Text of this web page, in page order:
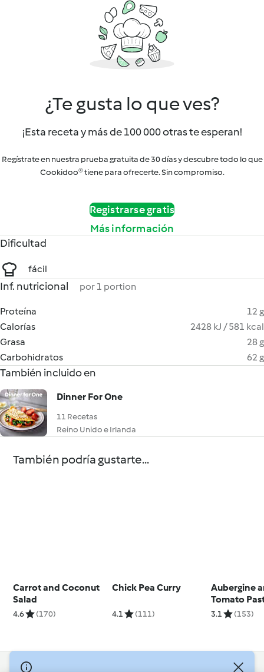
¿Te gusta lo que ves?
¡Esta receta y más de 100 000 otras te esperan!
Regístrate en nuestra prueba gratuita de 30 días y descubre todo lo que
Cookidoo® tiene para ofrecerte. Sin compromiso.
Registrarse gratis
Más información
Dificultad
fácil
Inf. nutricional por 1 portion
Proteína
12 g
Calorías
2428 kJ / 581 kcal
Grasa
28 g
Carbohidratos
62 g
También incluido en
Dinner For One
11 Recetas
Reino Unido e Irlanda
También podría gustarte...
Carrot and Coconut
Salad
4.6 (170)
Chick Pea Curry
4.1 (111)
Aubergine
Tomato
3.1 (153)